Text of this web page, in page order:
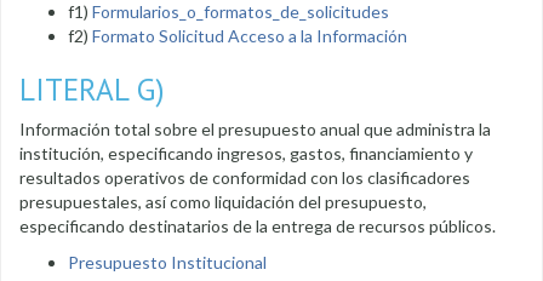
f1) Formularios_o_formatos_de_solicitudes
f2) Formato Solicitud Acceso a la Información
LITERAL G)
Información total sobre el presupuesto anual que administra la
institución, especificando ingresos, gastos, financiamiento y
resultados operativos de conformidad con los clasificadores
presupuestales, así como liquidación del presupuesto,
especificando destinatarios de la entrega de recursos públicos.
Presupuesto Institucional